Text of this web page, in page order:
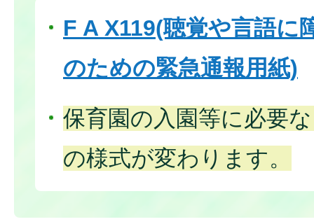
F A X119(聴覚や言語に
のための緊急通報用紙)
保育園の入園等に必要
の様式が変わります。